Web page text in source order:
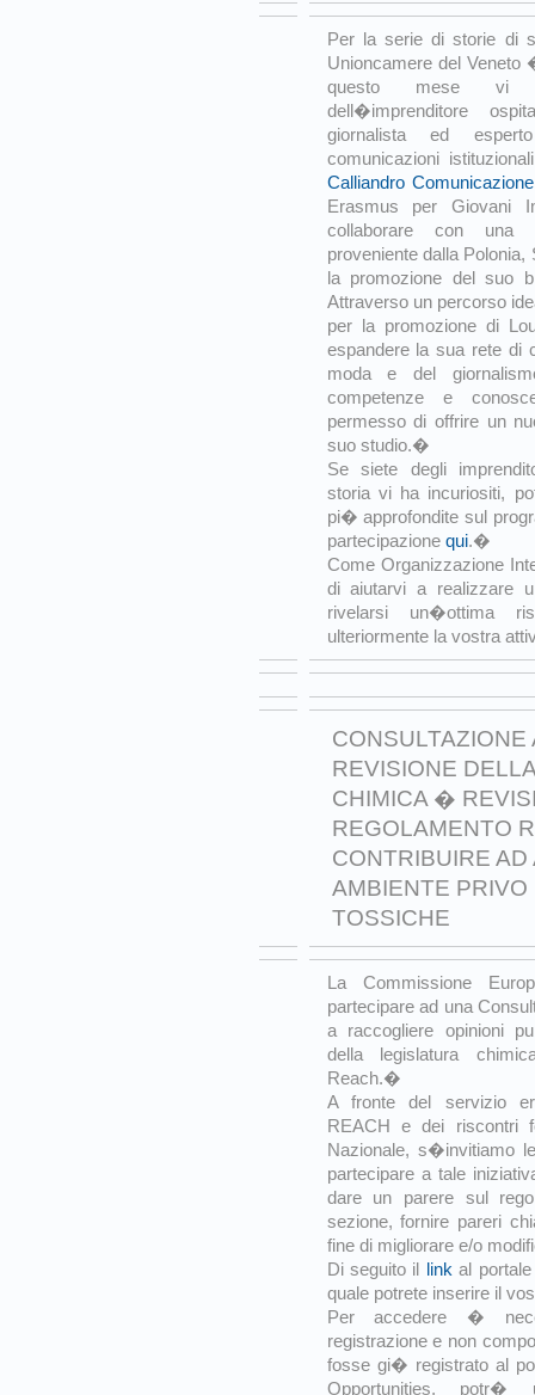
Per la serie di storie di
Unioncamere del Veneto
questo mese vi
dell�imprenditore
giornalista ed
comunicazioni
Calliandro Comunicazione
Erasmus per Giovani
collaborare con una
proveniente dalla
la promozione del suo
Attraverso un percorso
per la promozione di
espandere la sua rete di
moda e del
competenze e
permesso di offrire un
suo studio.�
Se siete degli
storia vi ha incuriositi,
pi� approfondite sul
partecipazione qui.�
Come Organizzazione
di aiutarvi a realizzare
rivelarsi un�ottima
ulteriormente la vostra
CONSULTAZIONE
REVISIONE
CHIMICA �
REGOLAMENTO
CONTRIBUIRE AD
AMBIENTE PRIVO
TOSSICHE
La Commissione
partecipare ad una
a raccogliere opinioni
della legislatura
Reach.�
A fronte del servizio
REACH e dei riscontri
Nazionale, s�invitiamo
partecipare a tale
dare un parere sul
sezione, fornire pareri
fine di migliorare e/o
Di seguito il
link al
quale potrete inserire il
Per accedere �
registrazione e non
fosse gi� registrato al
Opportunities, potr�